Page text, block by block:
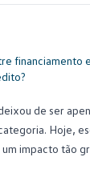
financiamento
de ser
Hoje,
impacto tão